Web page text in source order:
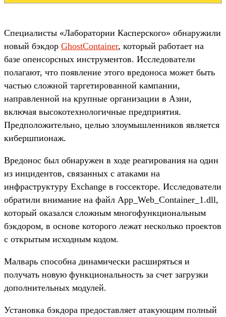
Специалисты «Лаборатории Касперского» обнаружили
новый бэкдор GhostContainer, который работает на
базе опенсорсных инструментов. Исследователи
полагают, что появление этого вредоноса может быть
частью сложной таргетированной кампании,
направленной на крупные организации в Азии,
включая высокотехнологичные предприятия.
Предположительно, целью злоумышленников является
кибершпионаж.
Вредонос был обнаружен в ходе реагирования на один
из инцидентов, связанных с атаками на
инфраструктуру Exchange в госсекторе. Исследователи
обратили внимание на файл App_Web_Container_1.dll,
который оказался сложным многофункциональным
бэкдором, в основе которого лежат несколько проектов
с открытым исходным кодом.
Малварь способна динамически расширяться и
получать новую функциональность за счет загрузки
дополнительных модулей.
Установка бэкдора предоставляет атакующим полный